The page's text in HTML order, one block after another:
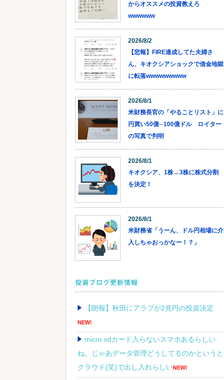
からオススメの投資教えろ
wwwwww
2026/8/2
【悲報】FIRE達成してた夫婦さ
ん、キオクシアショックで借金地獄
に転落wwwwwwwww
2026/8/1
米財務長官の「やることリスト」に
円買い50億─100億ドル ロイター
の写真で判明
2026/8/1
キオクシア、1株→3株に株式分割
を決定！
2026/8/1
米財務省「うーん、ドル円相場に介
入しちゃおっかなー！？」
投資ブログ更新情報
【朗報】秋田にアラブが2兆円の投資決定
NEW!
micro sdカード入らないスマホあるらしい
ね。じゃあデータ管理どうしてるのかというと
クラウド(笑)で出し入れらしいNEW!